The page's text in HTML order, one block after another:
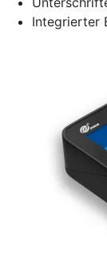
Integrierter